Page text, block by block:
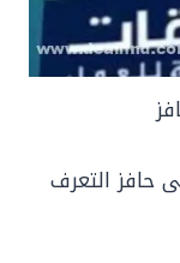
حافز التعرف